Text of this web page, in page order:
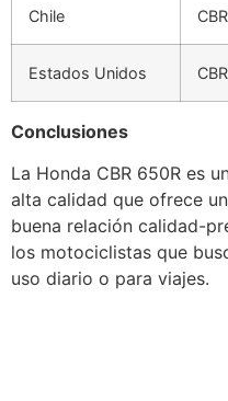
Chile
Estados Unidos
Conclusiones
La Honda CBR 650R es
alta calidad que ofrece
buena relación calidad-
los motociclistas que
uso diario o para viajes.